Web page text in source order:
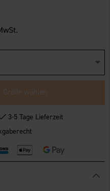
Größe wählen
3-5 Tage Lieferzeit